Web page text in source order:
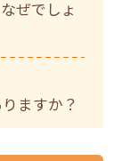
ぜでしょ
ますか？